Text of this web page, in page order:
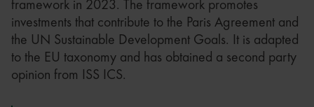
framework in 2023. The framework promotes
investments that contribute to the Paris Agreement and
the UN Sustainable Development Goals. It is adapted
to the EU taxonomy and has obtained a second party
opinion from ISS ICS.